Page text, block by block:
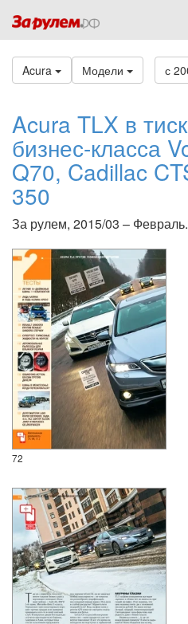
Acura Модели с
Acura TLX в
бизнес-класса
Q70, Cadillac
350
За рулем, 2015/03 –
72